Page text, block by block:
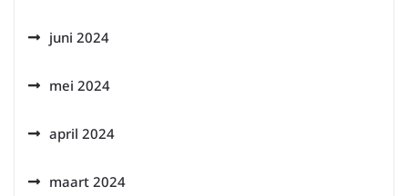
juni 2024
mei 2024
april 2024
maart 2024